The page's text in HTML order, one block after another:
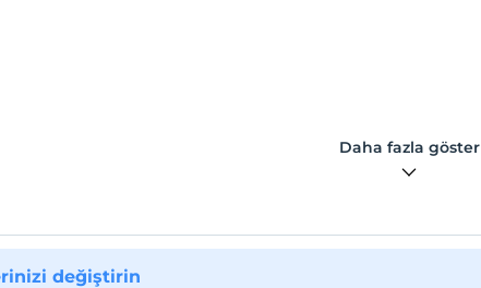
Daha fazla göster
değiştirin